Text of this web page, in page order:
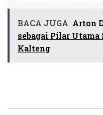
BACA JUGA Arton
sebagai Pilar
Kalteng